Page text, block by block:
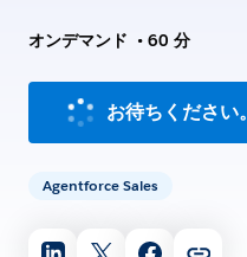
オンデマンド • 60 分
お待ちください。
Agentforce Sales